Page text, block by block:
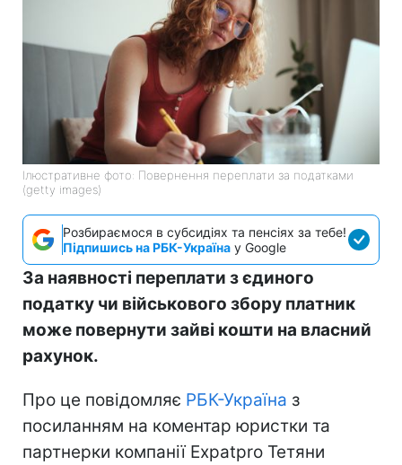
Ілюстративне фото: Повернення переплати за податками
(getty images)
Розбираємося в субсидіях та пенсіях за тебе!
Підпишись на РБК-Україна у Google
За наявності переплати з єдиного
податку чи військового збору платник
може повернути зайві кошти на власний
рахунок.
Про це повідомляє РБК-Україна з
посиланням на коментар юристки та
партнерки компанії Expatpro Тетяни